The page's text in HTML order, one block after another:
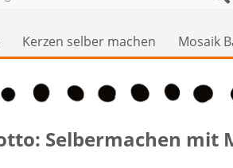
Kerzen selber machen Mosaik
Selbermachen mit